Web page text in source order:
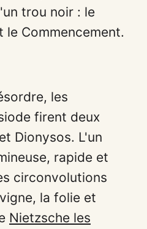
trou noir : le
le Commencement.
les
firent deux
Dionysos. L'un
rapide et
circonvolutions
la folie et
Nietzsche les